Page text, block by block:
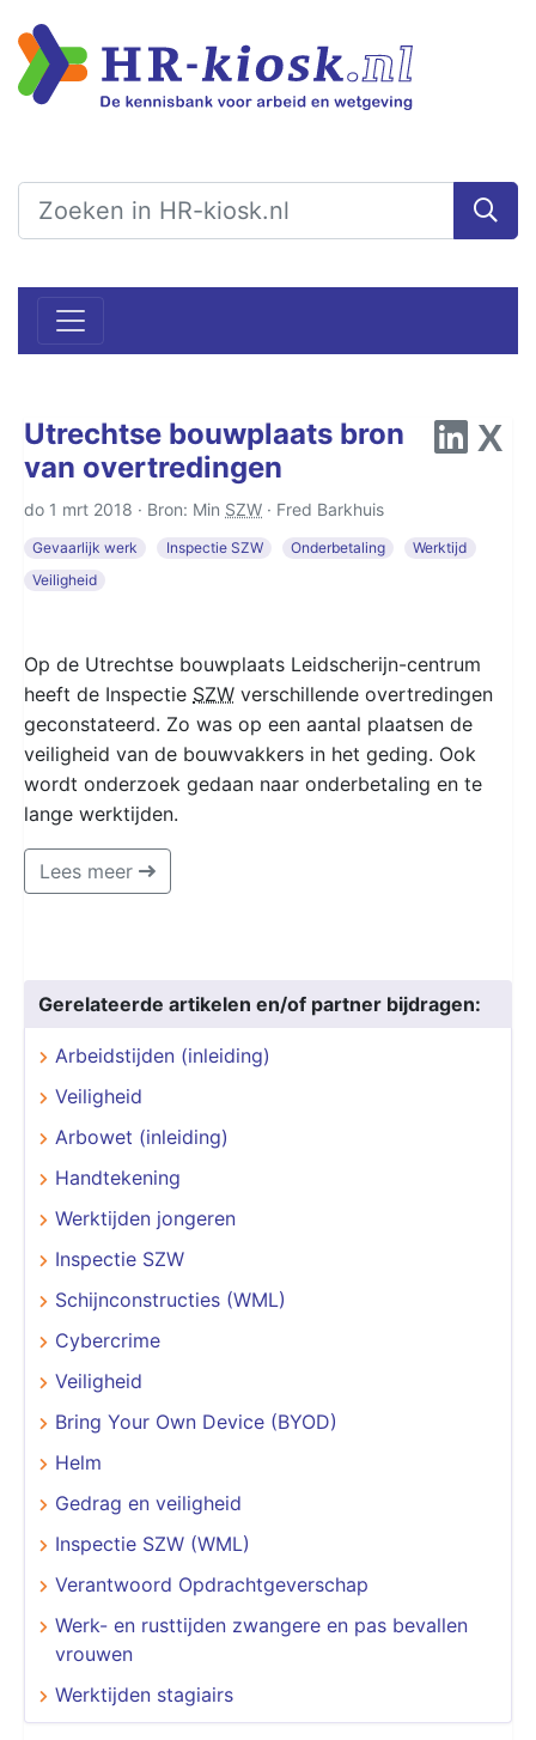
Utrechtse bouwplaats bron
van overtredingen
do 1 mrt 2018 · Bron: Min SZW · Fred Barkhuis
Gevaarlijk werk Inspectie SZW Onderbetaling
Werktijd
Veiligheid
Op de Utrechtse bouwplaats Leidscherijn-centrum
heeft de Inspectie SZW verschillende overtredingen
geconstateerd. Zo was op een aantal plaatsen de
veiligheid van de bouwvakkers in het geding. Ook
wordt onderzoek gedaan naar onderbetaling en te
lange werktijden.
Lees meer
Gerelateerde artikelen en/of partner bijdragen:
Arbeidstijden (inleiding)
Veiligheid
Arbowet (inleiding)
Handtekening
Werktijden jongeren
Inspectie SZW
Schijnconstructies (WML)
Cybercrime
Veiligheid
Bring Your Own Device (BYOD)
Helm
Gedrag en veiligheid
Inspectie SZW (WML)
Verantwoord Opdrachtgeverschap
Werk- en rusttijden zwangere en pas bevallen
vrouwen
Werktijden stagiairs